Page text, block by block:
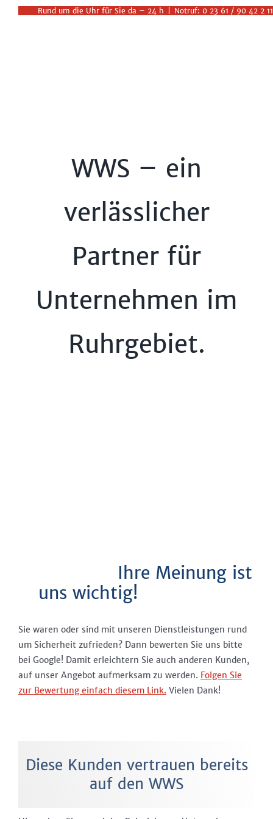
Rund um die Uhr für Sie da – 24 h Notruf: 0 23 61 / 90 42 2 11
WWS – ein
verlässlicher
Partner für
Unternehmen im
Ruhrgebiet.
Ihre Meinung ist
uns wichtig!
Sie waren oder sind mit unseren Dienstleistungen rund
um Sicherheit zufrieden? Dann bewerten Sie uns bitte
bei Google! Damit erleichtern Sie auch anderen Kunden,
auf unser Angebot aufmerksam zu werden. Folgen Sie
zur Bewertung einfach diesem Link. Vielen Dank!
Diese Kunden vertrauen bereits
auf den WWS